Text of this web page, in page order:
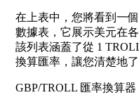
在上表中，您將看到一
數據表，它展示美元在
該列表涵蓋了從 1
換算匯率，讓您清楚地
GBP/TROLL 匯率換算器